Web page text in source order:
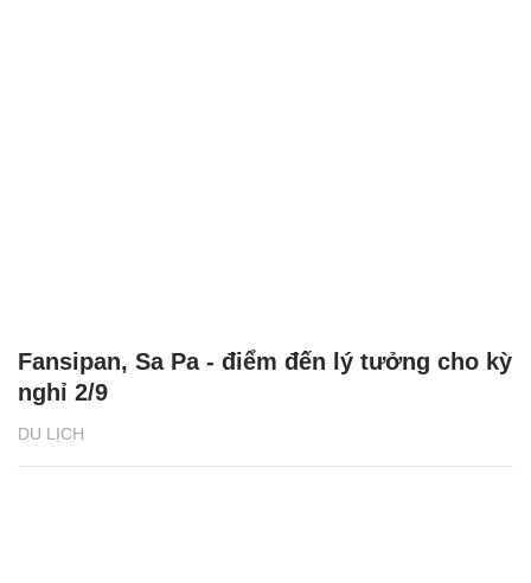
DU LỊCH
Fansipan, Sa Pa - điểm đến lý tưởng cho kỳ
nghỉ 2/9